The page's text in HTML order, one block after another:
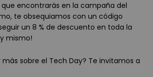
que encontrarás en la campaña del
te obsequiamos con un código
un 8 % de descuento en toda la
mismo!
sobre el Tech Day? Te invitamos a